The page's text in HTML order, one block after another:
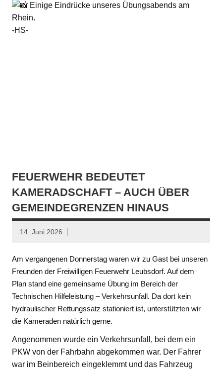
Einige Eindrücke unseres Übungsabends am
Rhein.
-HS-
FEUERWEHR BEDEUTET
KAMERADSCHAFT – AUCH ÜBER
GEMEINDEGRENZEN HINAUS
14. Juni 2026
Am vergangenen Donnerstag waren wir zu Gast bei unseren
Freunden der Freiwilligen Feuerwehr Leubsdorf. Auf dem
Plan stand eine gemeinsame Übung im Bereich der
Technischen Hilfeleistung – Verkehrsunfall. Da dort kein
hydraulischer Rettungssatz stationiert ist, unterstützten wir
die Kameraden natürlich gerne.
Angenommen wurde ein Verkehrsunfall, bei dem ein
PKW von der Fahrbahn abgekommen war. Der Fahrer
war im Beinbereich eingeklemmt und das Fahrzeug